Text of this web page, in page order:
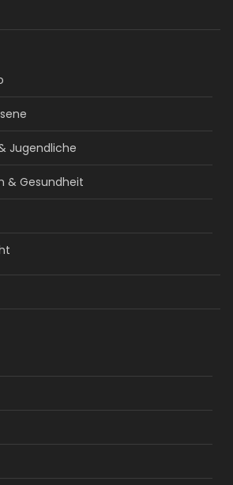
Jugendliche
& Gesundheit